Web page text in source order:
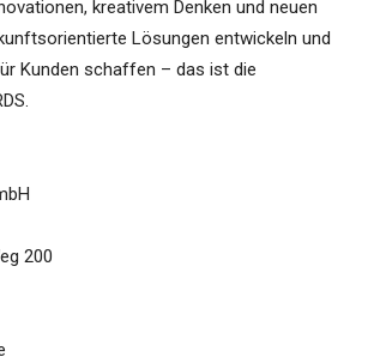
kreativem Denken und neuen
Lösungen entwickeln und
Kunden schaffen – das ist die
200